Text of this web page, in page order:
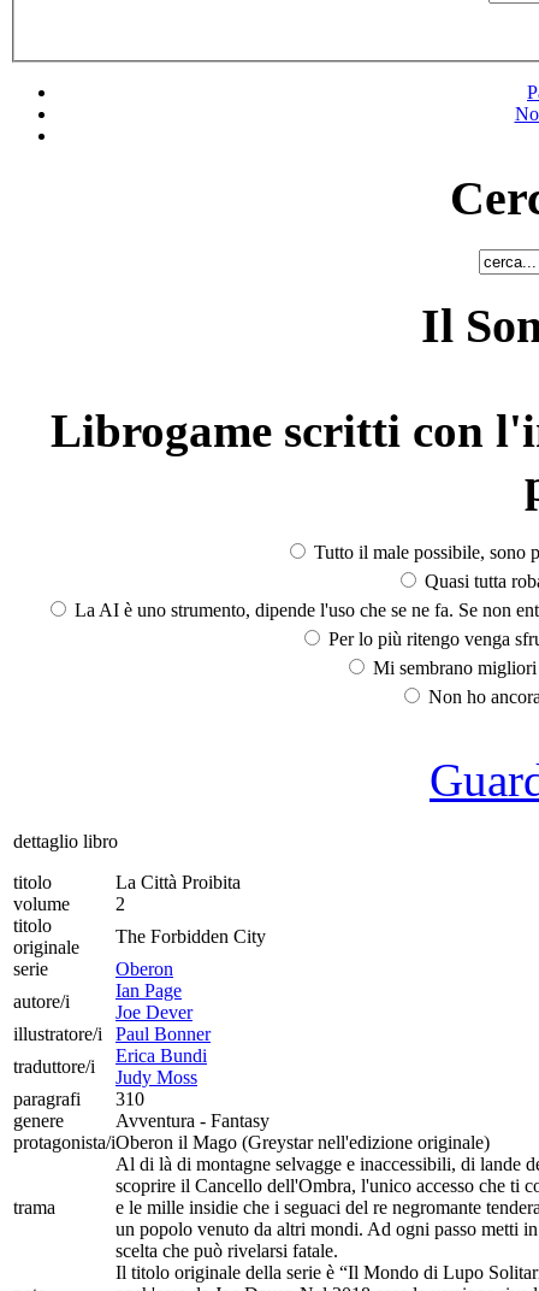
Il
Librogame scritti con
Tutto il male possibile, sono
Quasi tutta
La AI è uno strumento, dipende l'uso che se ne fa. Se non
Per lo più ritengo venga
Mi sembrano
Non ho
dettaglio libro
titolo
La Città Proibita
volume
2
titolo
originale
The Forbidden City
serie
Oberon
autore/i
Ian Page
Joe Dever
illustratore/i
Paul Bonner
traduttore/i
Erica Bundi
Judy Moss
paragrafi
310
genere
Avventura - Fantasy
protagonista/iOberon il Mago (Greystar nell'edizione originale)
trama
Al di là di montagne selvagge e inaccessibili, di lande
scoprire il Cancello dell'Ombra, l'unico accesso che ti
e le mille insidie che i seguaci del re negromante
un popolo venuto da altri mondi. Ad ogni passo metti
scelta che può rivelarsi fatale.
Il titolo originale della serie è “Il Mondo di Lupo